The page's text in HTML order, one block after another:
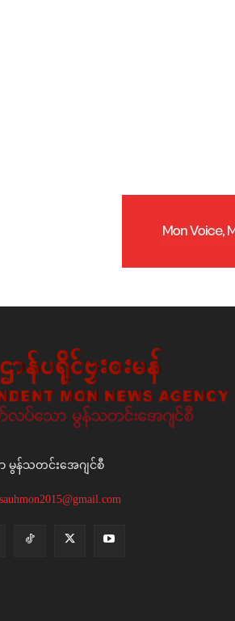
န်သတင်းအေဂျင်စီ